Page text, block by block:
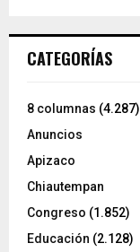
CATEGORÍAS
8 columnas (4.287)
Anuncios
Apizaco
Chiautempan
Congreso (1.852)
Educación (2.128)